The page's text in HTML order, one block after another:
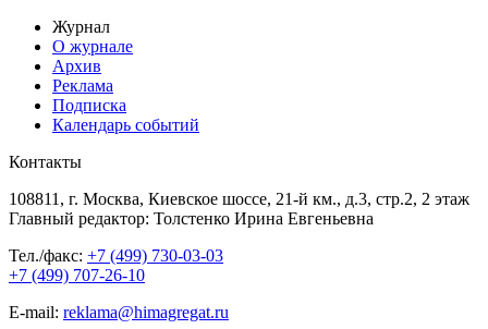
Журнал
О журнале
Архив
Реклама
Подписка
Календарь событий
Контакты
108811, г. Москва, Киевское шоссе, 21-й км., д.3, стр.2, 2 этаж
Главный редактор: Толстенко Ирина Евгеньевна
Тел./факс: +7 (499) 730-03-03
+7 (499) 707-26-10
E-mail: reklama@himagregat.ru